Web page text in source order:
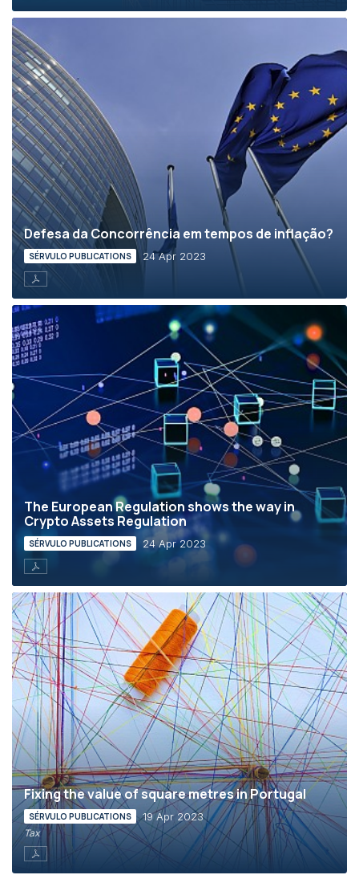
Defesa da Concorrência em tempos de inflação?
SÉRVULO PUBLICATIONS 24 Apr 2023
The European Regulation shows the way in
Crypto Assets Regulation
SÉRVULO PUBLICATIONS 24 Apr 2023
Fixing the value of square metres in Portugal
SÉRVULO PUBLICATIONS 19 Apr 2023
Tax